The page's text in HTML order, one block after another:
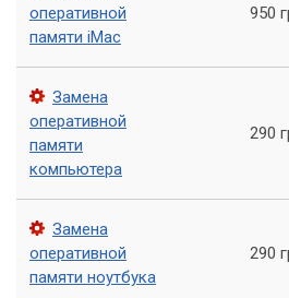
Напряжение питания
После обновления БИОСа и по
причинам могут сбиться настройки
результате сбоя настроек на
подаётся напряжение,
оперативной
памяти iMac
950
Замена
оперативной
памяти
компьютера
290
Замена
оперативной
памяти ноутбука
290